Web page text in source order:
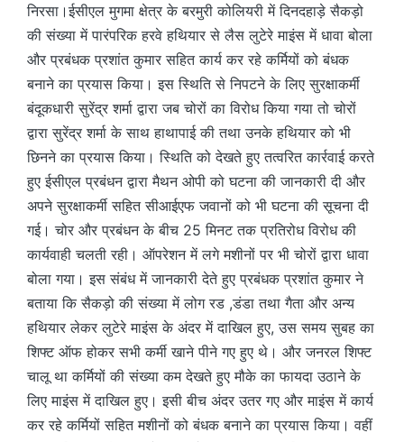
निरसा।ईसीएल मुगमा क्षेत्र के बरमुरी कोलियरी में दिनदहाड़े सैकड़ो
की संख्या में पारंपरिक हरवे हथियार से लैस लुटेरे माइंस में धावा बोला
और प्रबंधक प्रशांत कुमार सहित कार्य कर रहे कर्मियों को बंधक
बनाने का प्रयास किया। इस स्थिति से निपटने के लिए सुरक्षाकर्मी
बंदूकधारी सुरेंद्र शर्मा द्वारा जब चोरों का विरोध किया गया तो चोरों
द्वारा सुरेंद्र शर्मा के साथ हाथापाई की तथा उनके हथियार को भी
छिनने का प्रयास किया। स्थिति को देखते हुए तत्वरित कार्रवाई करते
हुए ईसीएल प्रबंधन द्वारा मैथन ओपी को घटना की जानकारी दी और
अपने सुरक्षाकर्मी सहित सीआईएफ जवानों को भी घटना की सूचना दी
गई। चोर और प्रबंधन के बीच 25 मिनट तक प्रतिरोध विरोध की
कार्यवाही चलती रही। ऑपरेशन में लगे मशीनों पर भी चोरों द्वारा धावा
बोला गया। इस संबंध में जानकारी देते हुए प्रबंधक प्रशांत कुमार ने
बताया कि सैकड़ो की संख्या में लोग रड ,डंडा तथा गैता और अन्य
हथियार लेकर लुटेरे माइंस के अंदर में दाखिल हुए, उस समय सुबह का
शिफ्ट ऑफ होकर सभी कर्मी खाने पीने गए हुए थे। और जनरल शिफ्ट
चालू था कर्मियों की संख्या कम देखते हुए मौके का फायदा उठाने के
लिए माइंस में दाखिल हुए। इसी बीच अंदर उतर गए और माइंस में कार्य
कर रहे कर्मियों सहित मशीनों को बंधक बनाने का प्रयास किया। वहीं